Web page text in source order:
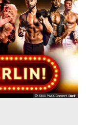
© SIXX PAXX Concert GmbH